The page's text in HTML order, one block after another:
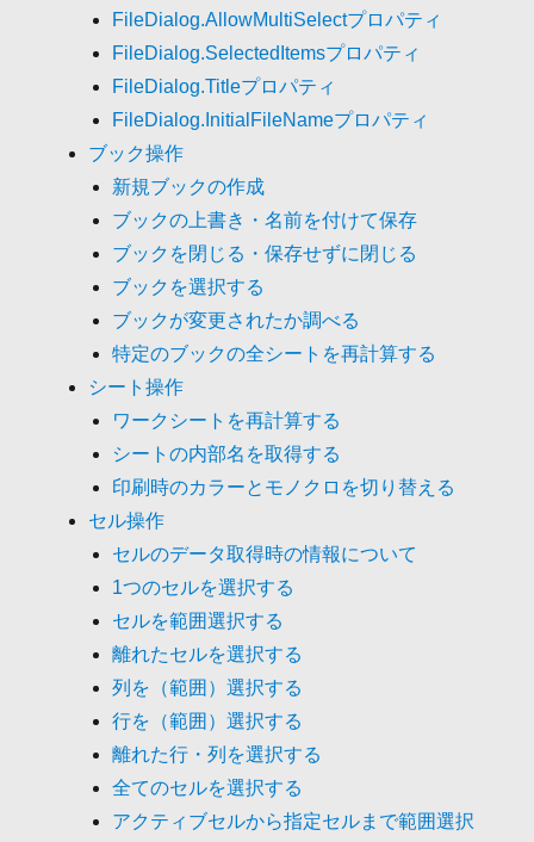
FileDialog.AllowMultiSelectプロパティ
FileDialog.SelectedItemsプロパティ
FileDialog.Titleプロパティ
FileDialog.InitialFileNameプロパティ
ブック操作
新規ブックの作成
ブックの上書き・名前を付けて保存
ブックを閉じる・保存せずに閉じる
ブックを選択する
ブックが変更されたか調べる
特定のブックの全シートを再計算する
シート操作
ワークシートを再計算する
シートの内部名を取得する
印刷時のカラーとモノクロを切り替える
セル操作
セルのデータ取得時の情報について
1つのセルを選択する
セルを範囲選択する
離れたセルを選択する
列を（範囲）選択する
行を（範囲）選択する
離れた行・列を選択する
全てのセルを選択する
アクティブセルから指定セルまで範囲選択